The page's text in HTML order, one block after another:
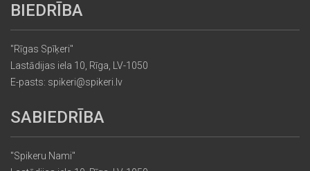
BIEDRĪBA
"Rīgas Spīķeri"
Lastādijas iela 10, Rīga, LV-1050
E-pasts: spikeri@spikeri.lv
SABIEDRĪBA
"Spikeru Nami"